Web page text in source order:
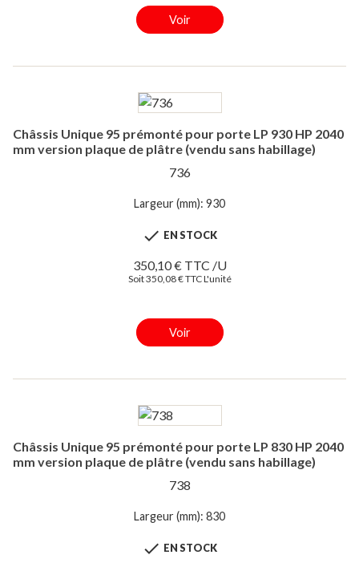
Voir
Châssis Unique 95 prémonté pour porte LP 930 HP 2040
mm version plaque de plâtre (vendu sans habillage)
736
Largeur (mm): 930
 EN STOCK
350,10 € TTC /U
Soit 350,08 € TTC L'unité
Voir
Châssis Unique 95 prémonté pour porte LP 830 HP 2040
mm version plaque de plâtre (vendu sans habillage)
738
Largeur (mm): 830
 EN STOCK